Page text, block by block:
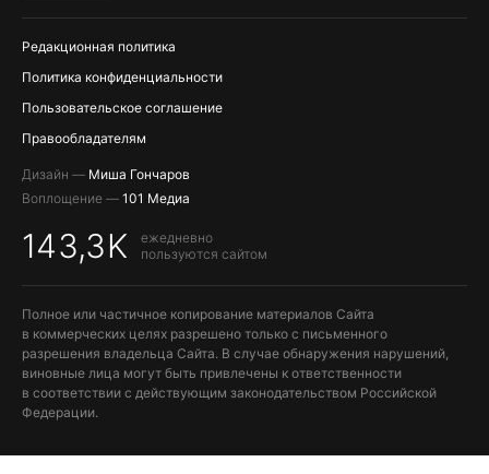
Редакционная политика
Политика конфиденциальности
Пользовательское соглашение
Правообладателям
Дизайн — Миша Гончаров
Воплощение — 101 Медиа
143,3K
ежедневно
пользуются сайтом
Полное или частичное копирование материалов Сайта
в коммерческих целях разрешено только с письменного
разрешения владельца Сайта. В случае обнаружения нарушений,
виновные лица могут быть привлечены к ответственности
в соответствии с действующим законодательством Российской
Федерации.